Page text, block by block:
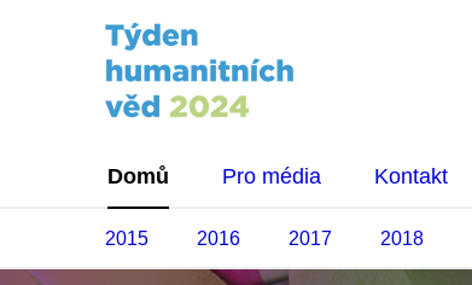
Domů Pro média Kontakt
2015 2016 2017 2018